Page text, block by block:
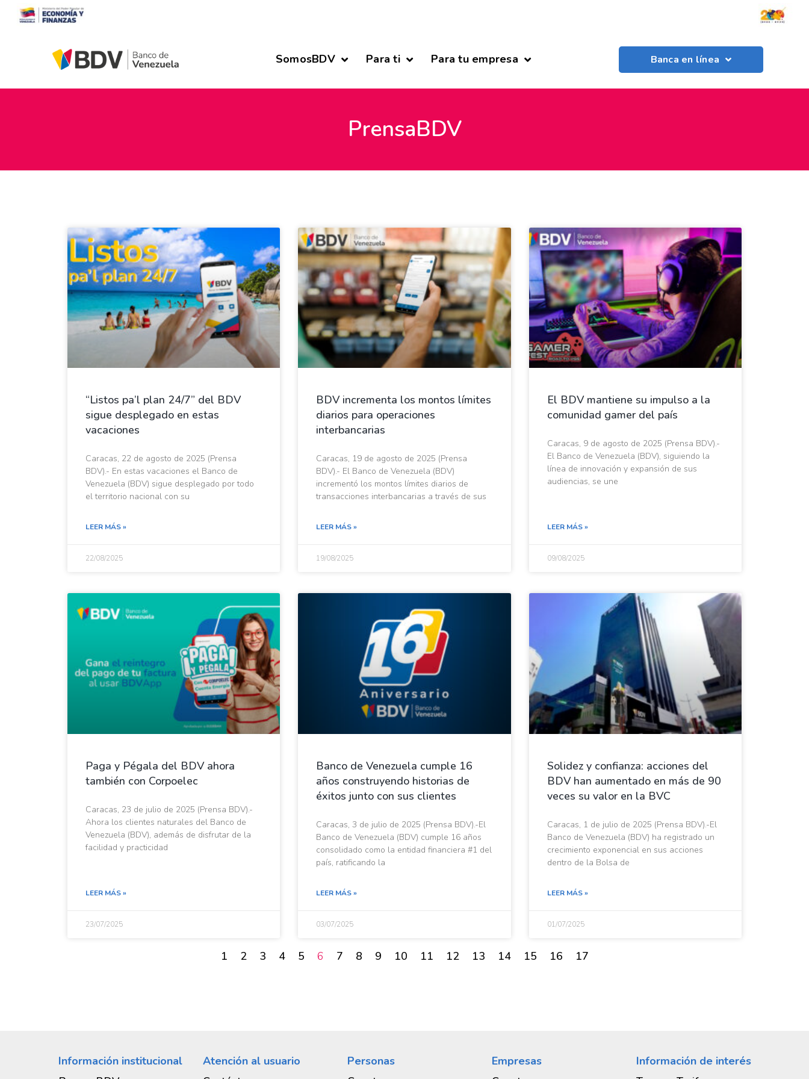
SomosBDV Para ti Para tu empresa Banca en línea
PrensaBDV
“Listos pa’l plan 24/7” del BDV
sigue desplegado en estas
vacaciones
Caracas, 22 de agosto de 2025 (Prensa
BDV).- En estas vacaciones el Banco de
Venezuela (BDV) sigue desplegado por todo
el territorio nacional con su
LEER MÁS »
22/08/2025
BDV incrementa los montos límites
diarios para operaciones
interbancarias
Caracas, 19 de agosto de 2025 (Prensa
BDV).- El Banco de Venezuela (BDV)
incrementó los montos límites diarios de
transacciones interbancarias a través de sus
LEER MÁS »
19/08/2025
El BDV mantiene su impulso a la
comunidad gamer del país
Caracas, 9 de agosto de 2025 (Prensa BDV).-
El Banco de Venezuela (BDV), siguiendo la
línea de innovación y expansión de sus
audiencias, se une
LEER MÁS »
09/08/2025
Paga y Pégala del BDV ahora
también con Corpoelec
Caracas, 23 de julio de 2025 (Prensa BDV).-
Ahora los clientes naturales del Banco de
Venezuela (BDV), además de disfrutar de la
facilidad y practicidad
LEER MÁS »
23/07/2025
Banco de Venezuela cumple 16
años construyendo historias de
éxitos junto con sus clientes
Caracas, 3 de julio de 2025 (Prensa BDV).-El
Banco de Venezuela (BDV) cumple 16 años
consolidado como la entidad financiera #1 del
país, ratificando la
LEER MÁS »
03/07/2025
Solidez y confianza: acciones del
BDV han aumentado en más de 90
veces su valor en la BVC
Caracas, 1 de julio de 2025 (Prensa BDV).-El
Banco de Venezuela (BDV) ha registrado un
crecimiento exponencial en sus acciones
dentro de la Bolsa de
LEER MÁS »
01/07/2025
1 2 3 4 5 6 7 8 9 10 11 12 13 14 15 16 17
Información institucional
Atención al usuario
Personas
Empresas
Información de interés